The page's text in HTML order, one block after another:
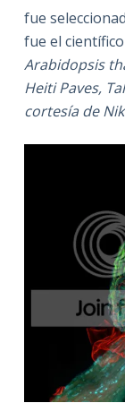
fue
fue el
Arabidopsis
Heiti Paves,
cortesía de